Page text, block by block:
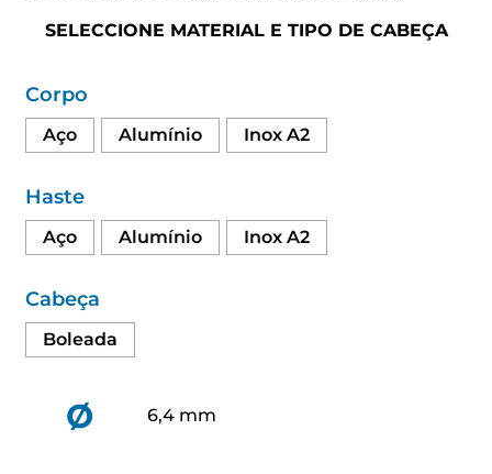
SELECCIONE MATERIAL E TIPO DE CABEÇA
Corpo
Aço Alumínio Inox A2
Haste
Aço Alumínio Inox A2
Cabeça
Boleada
Ø 6,4 mm